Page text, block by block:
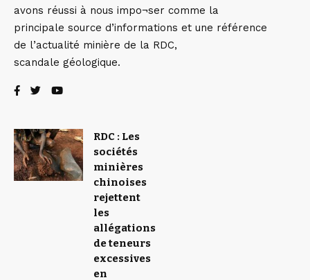
avons réussi à nous impo¬ser comme la
principale source d’informations et une référence
de l’actualité minière de la RDC,
scandale géologique.
RDC : Les
sociétés
minières
chinoises
rejettent
les
allégations
de teneurs
excessives
en